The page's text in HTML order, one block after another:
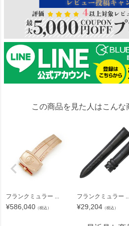
この商品を見た人はこんな
フランクミュラー ...
¥586,040 （税込）
フランクミュラー
¥29,204 （税込）